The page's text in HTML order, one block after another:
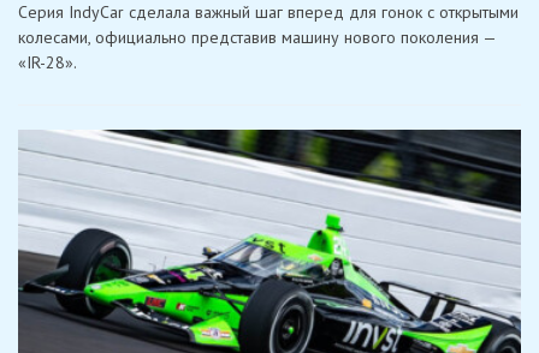
представила
нового
Серия IndyCar сделала важный шаг вперед для гонок с открытыми
колесами, официально представив машину нового поколения —
«IR-28».